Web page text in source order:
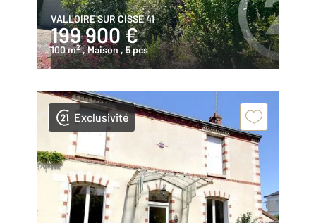
VALLOIRE SUR CISSE 41
199 900 €
100 m2 , Maison , 5 pcs
Exclusivité